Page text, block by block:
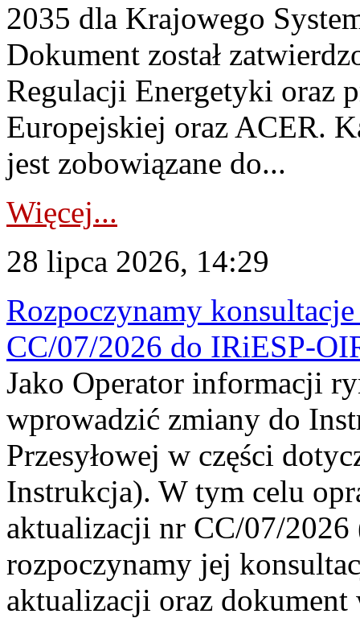
2035 dla Krajowego
Dokument został
Regulacji Energetyki oraz
Europejskiej oraz ACER.
jest zobowiązane do...
Więcej...
28 lipca 2026, 14:29
Rozpoczynamy
CC/07/2026 do IRiESP-
Jako Operator informacji
wprowadzić zmiany do
Przesyłowej w części
Instrukcja). W tym celu
aktualizacji nr CC/07/
rozpoczynamy jej
aktualizacji oraz